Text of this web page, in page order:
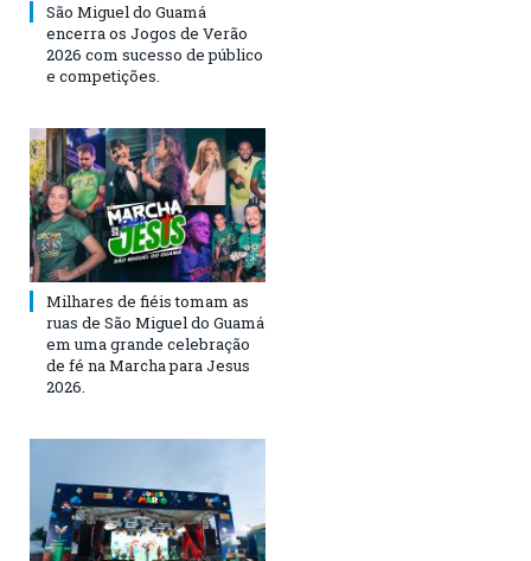
São Miguel do Guamá
encerra os Jogos de Verão
2026 com sucesso de público
e competições.
Milhares de fiéis tomam as
ruas de São Miguel do Guamá
em uma grande celebração
de fé na Marcha para Jesus
2026.